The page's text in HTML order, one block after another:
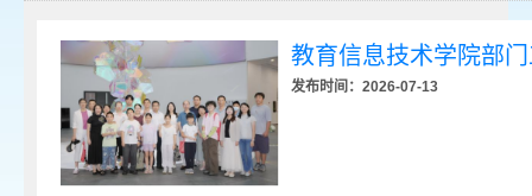
教育信息技术学院部
发布时间：2026-07-13